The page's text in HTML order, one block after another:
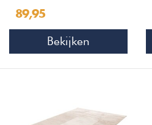
89,95
Bekijken